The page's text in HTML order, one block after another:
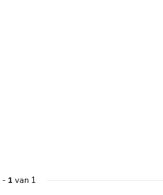
- 1 van 1